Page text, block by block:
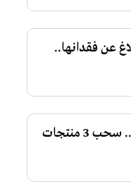
عن فقدانها..
بعد رصد مادة محظورة في مكوناتها.. سحب 3 منتجات